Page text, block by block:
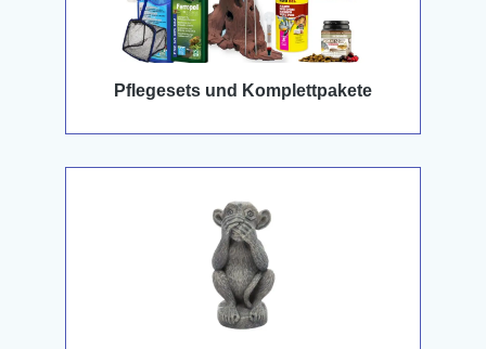
Pflegesets und Komplettpakete